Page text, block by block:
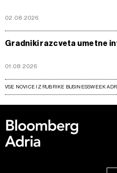
02.08.2026
Gradniki razcveta umetne
01.08.2026
VSE NOVICE IZ RUBRIKE BUSINESSWEEK